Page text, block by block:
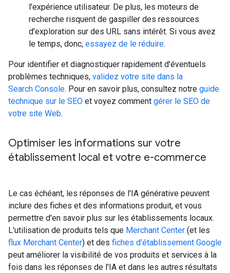
l'expérience utilisateur. De plus, les moteurs de
recherche risquent de gaspiller des ressources
d'exploration sur des URL sans intérêt. Si vous avez
le temps, donc, essayez de le réduire.
Pour identifier et diagnostiquer rapidement d'éventuels
problèmes techniques, validez votre site dans la
Search Console. Pour en savoir plus, consultez notre guide
technique sur le SEO et voyez comment gérer le SEO de
votre site Web.
Optimiser les informations sur votre
établissement local et votre e-commerce
Le cas échéant, les réponses de l'IA générative peuvent
inclure des fiches et des informations produit, et vous
permettre d'en savoir plus sur les établissements locaux.
L'utilisation de produits tels que Merchant Center (et les
flux Merchant Center) et des fiches d'établissement Google
peut améliorer la visibilité de vos produits et services à la
fois dans les réponses de l'IA et dans les autres résultats